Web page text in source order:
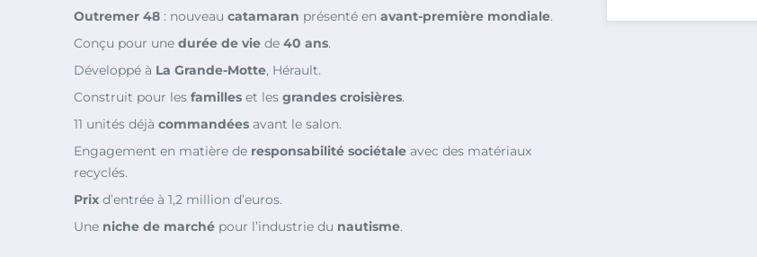
Outremer 48 : nouveau catamaran présenté en avant-première mondiale.
Conçu pour une durée de vie de 40 ans.
Développé à La Grande-Motte, Hérault.
Construit pour les familles et les grandes croisières.
11 unités déjà commandées avant le salon.
Engagement en matière de responsabilité sociétale avec des matériaux
recyclés.
Prix d’entrée à 1,2 million d’euros.
Une niche de marché pour l’industrie du nautisme.